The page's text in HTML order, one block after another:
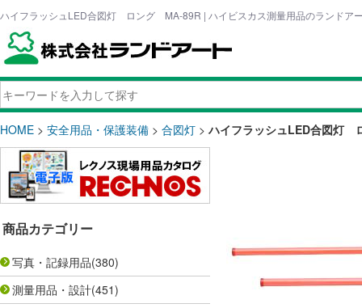
ハイフラッシュLED合図灯 ロング MA-89R | ハイビスカス測量用品のランドア
HOME > 安全用品・保護装備 > 合図灯 >ハイフラッシュLED合図灯
商品カテゴリー
写真・記録用品(380)
測量用品・設計(451)